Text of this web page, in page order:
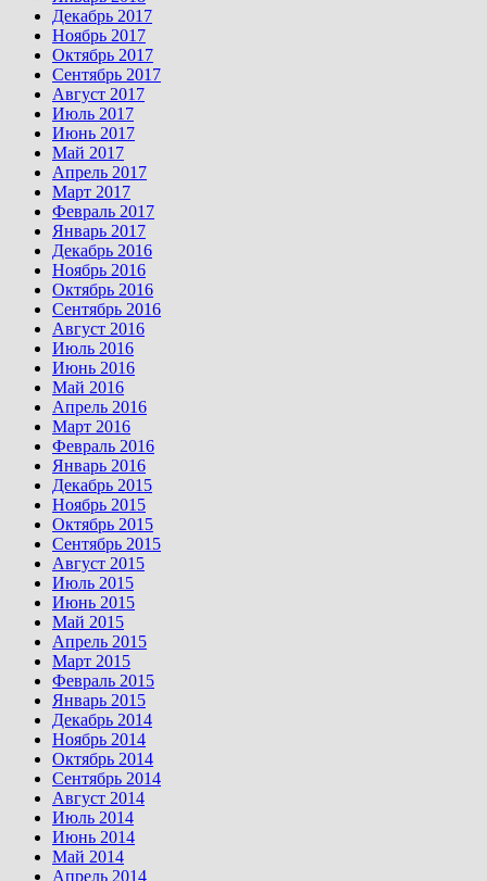
Декабрь 2017
Ноябрь 2017
Октябрь 2017
Сентябрь 2017
Август 2017
Июль 2017
Июнь 2017
Май 2017
Апрель 2017
Март 2017
Февраль 2017
Январь 2017
Декабрь 2016
Ноябрь 2016
Октябрь 2016
Сентябрь 2016
Август 2016
Июль 2016
Июнь 2016
Май 2016
Апрель 2016
Март 2016
Февраль 2016
Январь 2016
Декабрь 2015
Ноябрь 2015
Октябрь 2015
Сентябрь 2015
Август 2015
Июль 2015
Июнь 2015
Май 2015
Апрель 2015
Март 2015
Февраль 2015
Январь 2015
Декабрь 2014
Ноябрь 2014
Октябрь 2014
Сентябрь 2014
Август 2014
Июль 2014
Июнь 2014
Май 2014
Апрель 2014